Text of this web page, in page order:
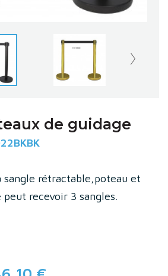
de guidage
sangle rétractable,poteau et
recevoir 3 sangles.